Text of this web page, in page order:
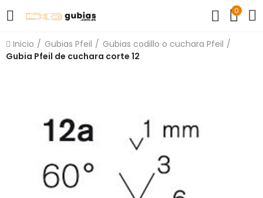
0
Inicio Gubias Pfeil
Gubias codillo o cuchara Pfeil
Gubia Pfeil de cuchara corte 12